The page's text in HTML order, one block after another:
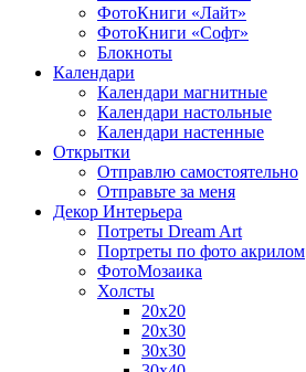
ФотоКниги «Лайт»
ФотоКниги «Софт»
Блокноты
Календари
Календари магнитные
Календари настольные
Календари настенные
Открытки
Отправлю самостоятельно
Отправьте за меня
Декор Интерьера
Потреты Dream Art
Портреты по фото акрилом
ФотоМозаика
Холсты
20х20
20х30
30х30